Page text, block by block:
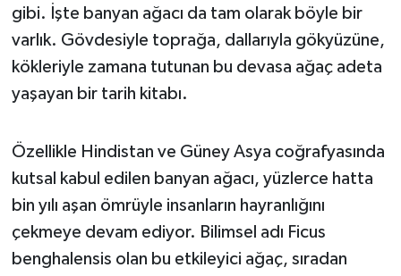
gibi. İşte banyan ağacı da tam olarak böyle bir
varlık. Gövdesiyle toprağa, dallarıyla gökyüzüne,
kökleriyle zamana tutunan bu devasa ağaç adeta
yaşayan bir tarih kitabı.
Özellikle Hindistan ve Güney Asya coğrafyasında
kutsal kabul edilen banyan ağacı, yüzlerce hatta
bin yılı aşan ömrüyle insanların hayranlığını
çekmeye devam ediyor. Bilimsel adı Ficus
benghalensis olan bu etkileyici ağaç, sıradan
EĞİTİM
EKONOMİ
Erdek
Gömeç
Gönen
Havran